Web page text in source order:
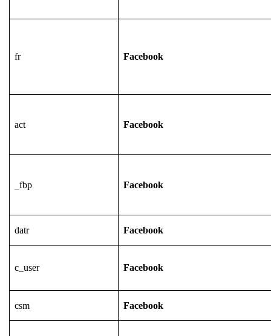
fr Facebook
act Facebook
_fbp Facebook
datr Facebook
c_user Facebook
csm Facebook